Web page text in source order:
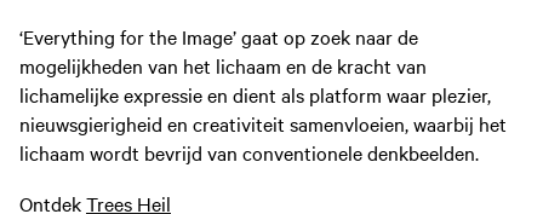
‘Everything for the Image’ gaat op zoek naar de
mogelijkheden van het lichaam en de kracht van
lichamelijke expressie en dient als platform waar plezier,
nieuwsgierigheid en creativiteit samenvloeien, waarbij het
lichaam wordt bevrijd van conventionele denkbeelden.
OntdekTrees Heil